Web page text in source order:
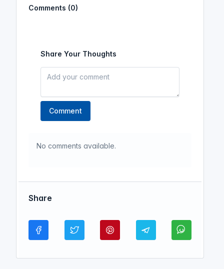
Comments (0)
Share Your Thoughts
Comment
No comments available.
Share